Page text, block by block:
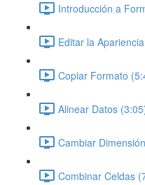
Introducción a
Editar la
Copiar Formato
Alinear Datos
Cambiar
Combinar Celdas